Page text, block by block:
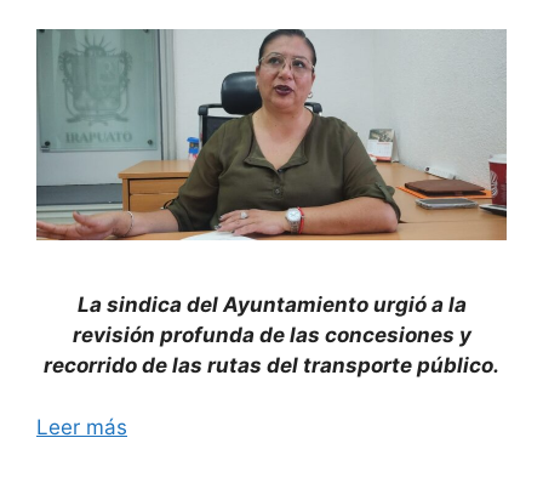
La sindica del Ayuntamiento urgió a la
revisión profunda de las concesiones y
recorrido de las rutas del transporte público.
Leer más